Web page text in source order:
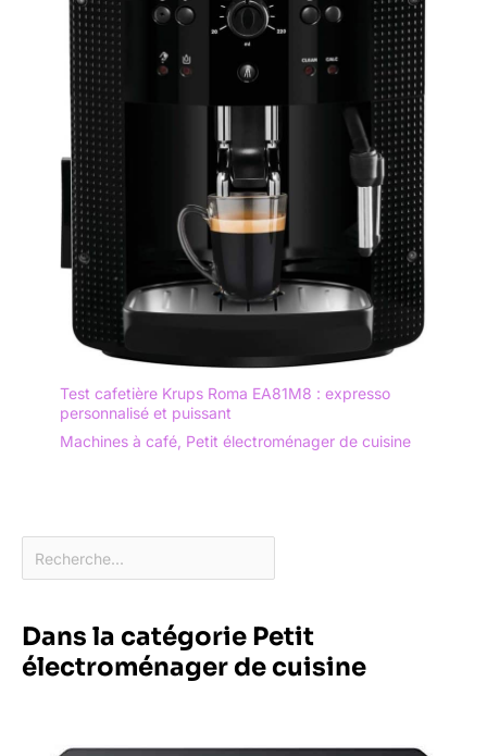
Test cafetière Krups Roma EA81M8 : expresso
personnalisé et puissant
Machines à café Petit électroménager de cuisine
Dans la catégorie Petit
électroménager de cuisine